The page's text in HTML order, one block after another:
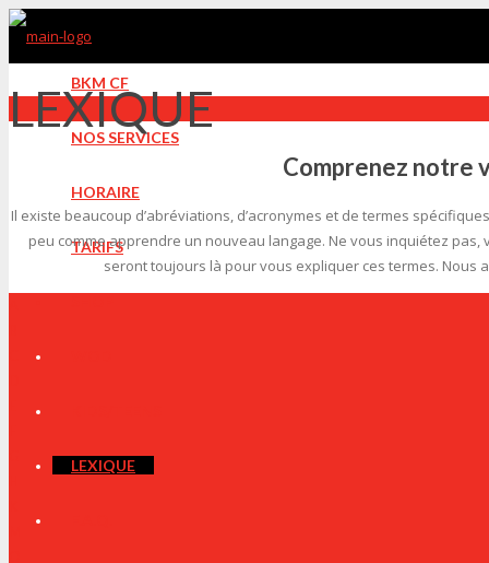
BKM CF
NOS SERVICES
HORAIRE
TARIFS
LEXIQUE
LEXIQUE
Comprenez notre
Il existe beaucoup d’abréviations, d’acronymes et de termes
peu comme apprendre un nouveau langage. Ne vous inquiétez
seront toujours là pour vous expliquer ces termes. Nous